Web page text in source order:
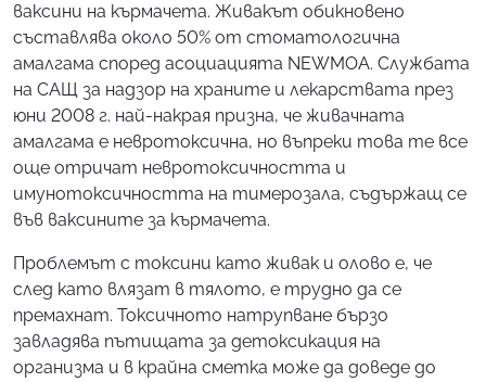
ваксини на кърмачета. Живакът обикновено
съставлява около 50% от стоматологична
амалгама според асоциацията NEWMOA. Службата
на САЩ за надзор на храните и лекарствата през
юни 2008 г. най-накрая призна, че живачната
амалгама е невротоксична, но въпреки това те все
още отричат невротоксичността и
имунотоксичността на тимерозала, съдържащ се
във ваксините за кърмачета.
Проблемът с токсини като живак и олово е, че
след като влязат в тялото, е трудно да се
премахнат. Токсичното натрупване бързо
завладява пътищата за детоксикация на
организма и в крайна сметка може да доведе до